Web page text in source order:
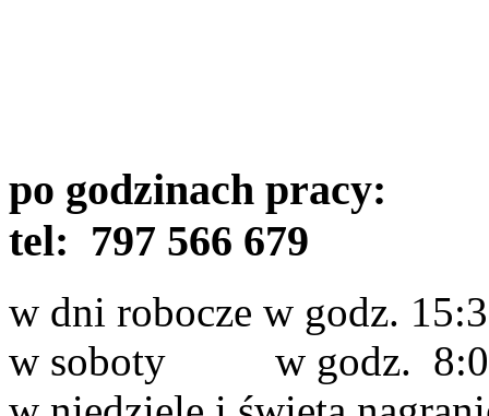
po godzinach pracy:
tel: 797 566 679
w dni robocze w godz.
w soboty w godz.